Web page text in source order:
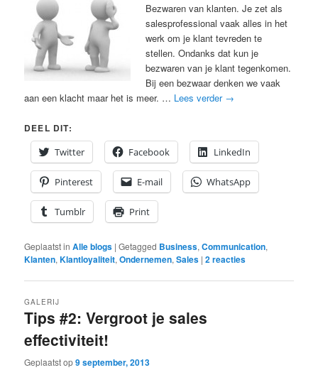
Bezwaren van klanten. Je zet als
salesprofessional vaak alles in het
werk om je klant tevreden te
stellen. Ondanks dat kun je
bezwaren van je klant tegenkomen.
Bij een bezwaar denken we vaak
aan een klacht maar het is meer. … Lees verder →
DEEL DIT:
Twitter
Facebook LinkedIn
Pinterest E-mail WhatsApp
Tumblr Print
Geplaatst in Alle blogs |Getagged Business,Communication,
Klanten,Klantloyaliteit,Ondernemen,Sales |2reacties
Tips #2: Vergroot je sales
effectiviteit!
GALERIJ
Geplaatst op9 september, 2013